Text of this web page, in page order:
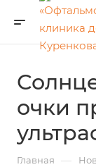
очки
Главная —